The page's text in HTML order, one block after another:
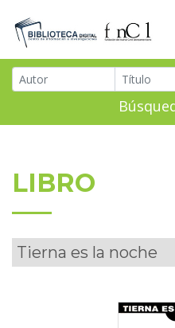
LIBRO
Tierna es la noche